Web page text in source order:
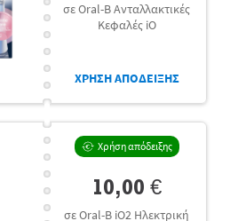
σε Oral-B Ανταλλακτικές
Κεφαλές iO
ΧΡΗΣΗ ΑΠΟΔΕΙΞΗΣ
Χρήση απόδειξης
10,00 €
σε Oral-B iO2 Ηλεκτρική